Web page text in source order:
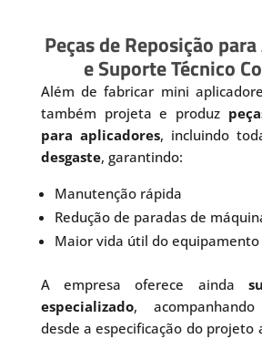
Peças de Reposição
e Suporte Técnico
Além de fabricar mini
também projeta e produz
para aplicadores, incluindo
desgaste, garantindo:
Manutenção rápida
Redução de paradas de
Maior vida útil do equipamento
A empresa oferece ainda
especializado,
desde a especificação do projeto